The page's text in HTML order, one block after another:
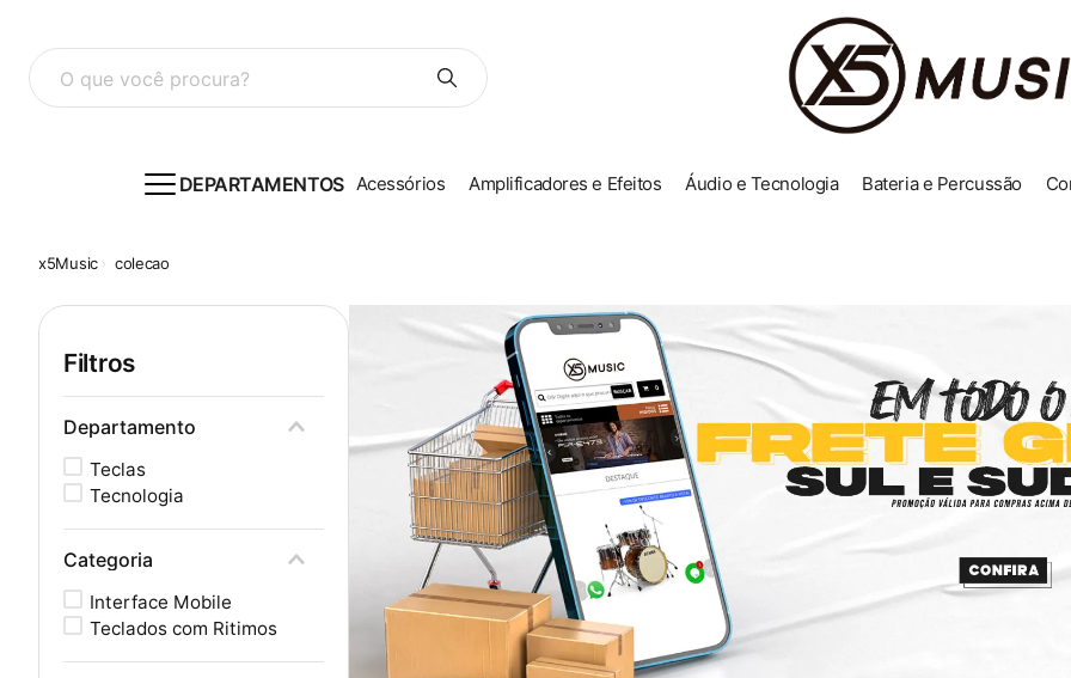
O que você procura?
DEPARTAMENTOS Acessórios Amplificadores e Efeitos Áudio e Tecnologia Bateria e Percussão
colecao
Filtros
Departamento
Teclas
Tecnologia
Categoria
Interface Mobile
Teclados com Ritimos